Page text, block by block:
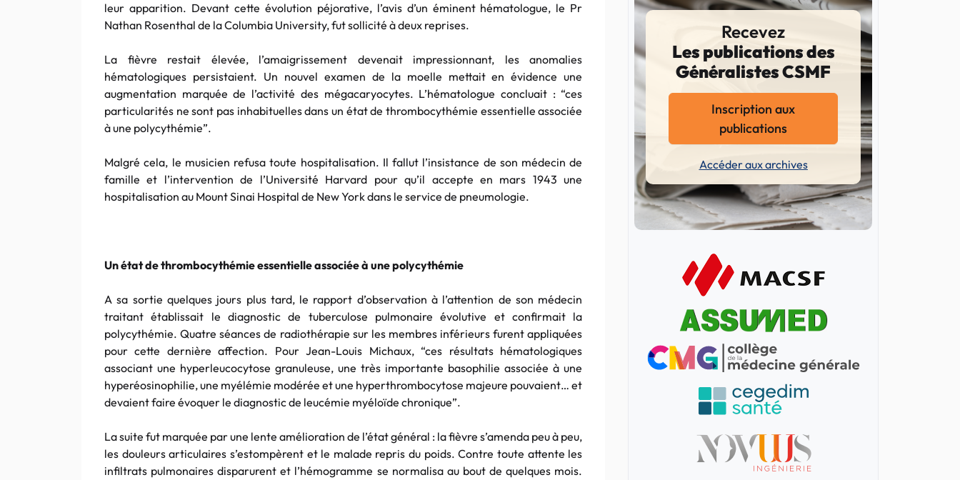
leur apparition. Devant cette évolution péjorative, l’avis d’un éminent hématologue, le Pr
Nathan Rosenthal de la Columbia University, fut sollicité à deux reprises.
La fièvre restait élevée, l’amaigrissement devenait impressionnant, les anomalies
hématologiques persistaient. Un nouvel examen de la moelle mettait en évidence une
augmentation marquée de l’activité des mégacaryocytes. L’hématologue concluait : “ces
particularités ne sont pas inhabituelles dans un état de thrombocythémie essentielle associée
à une polycythémie”.
Malgré cela, le musicien refusa toute hospitalisation. Il fallut l’insistance de son médecin de
famille et l’intervention de l’Université Harvard pour qu’il accepte en mars 1943 une
hospitalisation au Mount Sinai Hospital de New York dans le service de pneumologie.
Un état de thrombocythémie essentielle associée à une polycythémie
A sa sortie quelques jours plus tard, le rapport d’observation à l’attention de son médecin
traitant établissait le diagnostic de tuberculose pulmonaire évolutive et confirmait la
polycythémie. Quatre séances de radiothérapie sur les membres inférieurs furent appliquées
pour cette dernière affection. Pour Jean-Louis Michaux, “ces résultats hématologiques
associant une hyperleucocytose granuleuse, une très importante basophilie associée à une
hyperéosinophilie, une myélémie modérée et une hyperthrombocytose majeure pouvaient… et
devaient faire évoquer le diagnostic de leucémie myéloïde chronique”.
La suite fut marquée par une lente amélioration de l’état général : la fièvre s’amenda peu à peu,
les douleurs articulaires s’estompèrent et le malade repris du poids. Contre toute attente les
infiltrats pulmonaires disparurent et l’hémogramme se normalisa au bout de quelques mois.
Recevez
Les publications des
Généralistes CSMF
Inscription aux
publications
Accéder aux archives